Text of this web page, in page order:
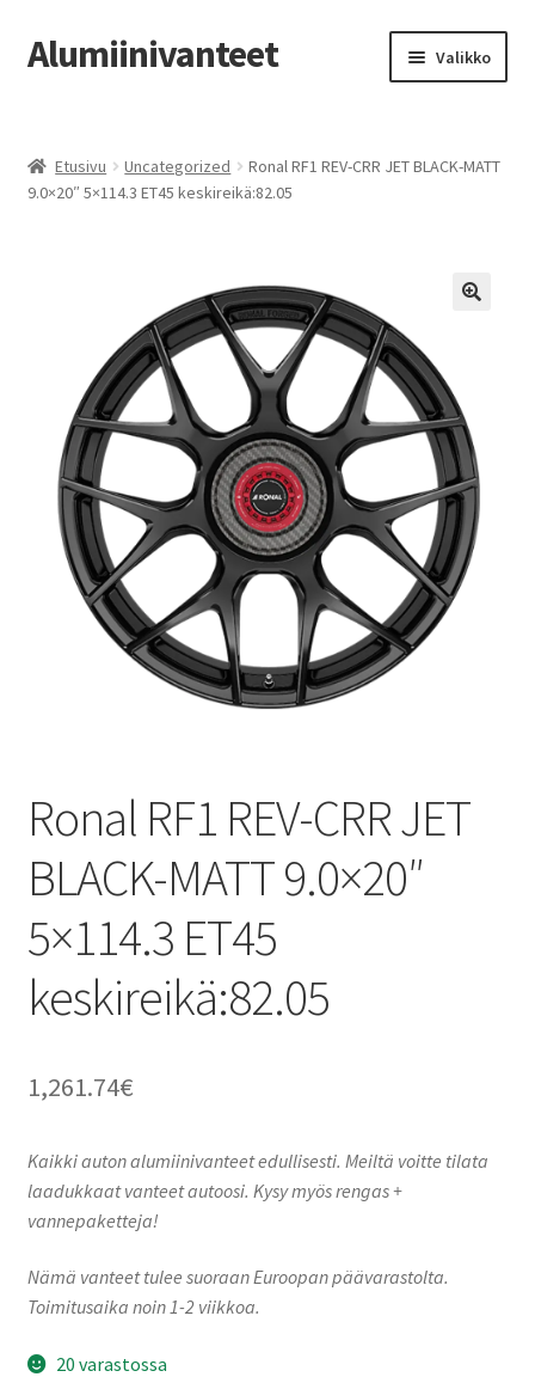
Siirry
navigointiin
Siirry
sisältöön
Alumiinivanteet Valikko
Kauppa
Vanteiden osto-opas
Auton renkaat
Yhteystiedot
Etusivu Uncategorized
Ronal RF1 REV-CRR JET BLACK-MATT
9.0×20″ 5×114.3 ET45 keskireikä:82.05
Ronal RF1 REV-CRR JET
BLACK-MATT 9.0×20″
5×114.3 ET45
keskireikä:82.05
1,261.74€
Kaikki auton alumiinivanteet edullisesti. Meiltä voitte tilata
laadukkaat vanteet autoosi. Kysy myös rengas +
vannepaketteja!
Nämä vanteet tulee suoraan Euroopan päävarastolta.
Toimitusaika noin 1-2 viikkoa.
20 varastossa